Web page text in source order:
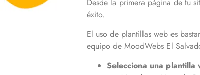
éxito.
El uso de plantillas web es
equipo de MoodWebs El
Selecciona una plantilla